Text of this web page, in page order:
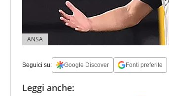
ANSA
Seguici su: Google Discover Fonti preferite
Leggi anche: